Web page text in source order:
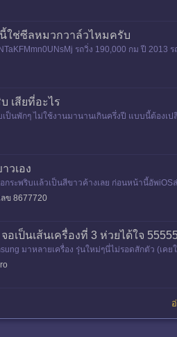
ใช่ซีลหมวกวาล์วไหมครับ
รถวิ่ง 190,000 กม ปี
เสียที่อะไร
ป็นพักๆ ไม่ใช้งานมานานเกินครึ่งปี แบบนี้ต้องเ
วเอง
กระพริบเเล้วเป็นสีขาวค้างเลย ก่อนหน้านี้อัพ
นมาปกติ อยากรู
ข 8677720
อเป็นเส้นเครื่องที่ 3 ห่วยได้ใจ
มาหลายเครื่อง รุ่นใหม่ๆนี่ไม่รอดสักตัว (เค
ล่าสุดมาจอเป็น